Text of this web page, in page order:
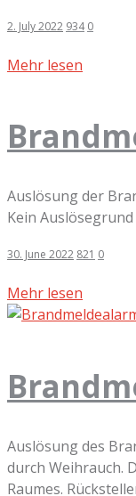
2. July 2022 934 0
Mehr lesen
Auslösung der
Kein
30. June 2022 821 0
Mehr lesen
Auslösung des
durch Weihrauch.
Raumes.